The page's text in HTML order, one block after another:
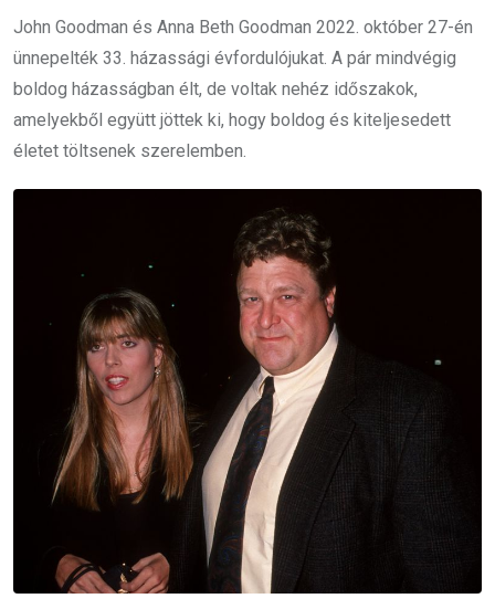
John Goodman és Anna Beth Goodman 2022. október 27-én
ünnepelték 33. házassági évfordulójukat. A pár mindvégig
boldog házasságban élt, de voltak nehéz időszakok,
amelyekből együtt jöttek ki, hogy boldog és kiteljesedett
életet töltsenek szerelemben.